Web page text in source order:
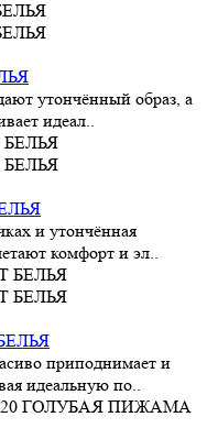
утончённый образ, а
идеал..
и утончённая
комфорт и эл..
приподнимает и
идеальную по..